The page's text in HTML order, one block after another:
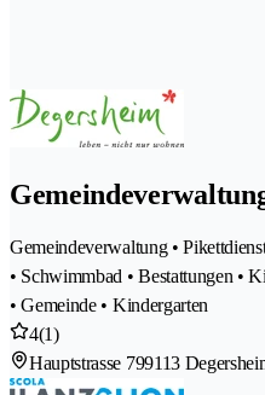
Gemeindeverwaltung •
• Schwimmbad • Bestattungen •
• Gemeinde • Kindergarten
4(1)
Hauptstrasse 799113